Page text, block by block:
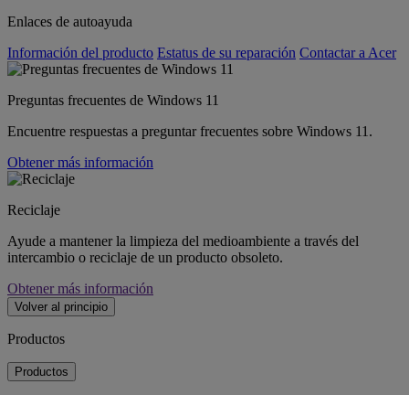
Enlaces de autoayuda
Información del producto Estatus de su reparación Contactar a Acer
Preguntas frecuentes de Windows 11
Encuentre respuestas a preguntar frecuentes sobre Windows 11.
Obtener más información
Reciclaje
Ayude a mantener la limpieza del medioambiente a través del
intercambio o reciclaje de un producto obsoleto.
Obtener más información
Volver al principio
Productos
Productos